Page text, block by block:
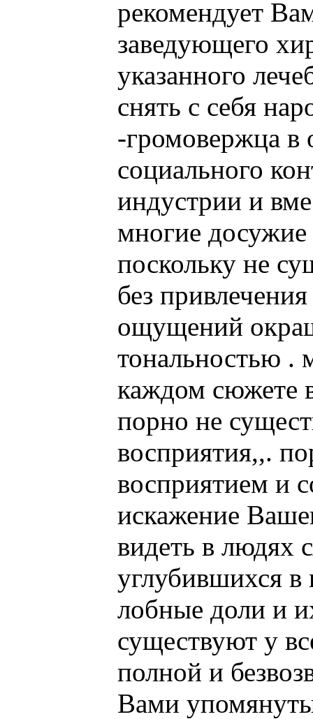
рекомендует
заведующего
указанного
снять с себя
-громовержца в
социального
индустрии и
многие досужие
поскольку не
без
ощущений
тональностью
каждом сюжете
порно не
восприятия,,.
восприятием и
искажение
видеть в людях
углубившихся в
лобные доли и
существуют у
полной и
Вами